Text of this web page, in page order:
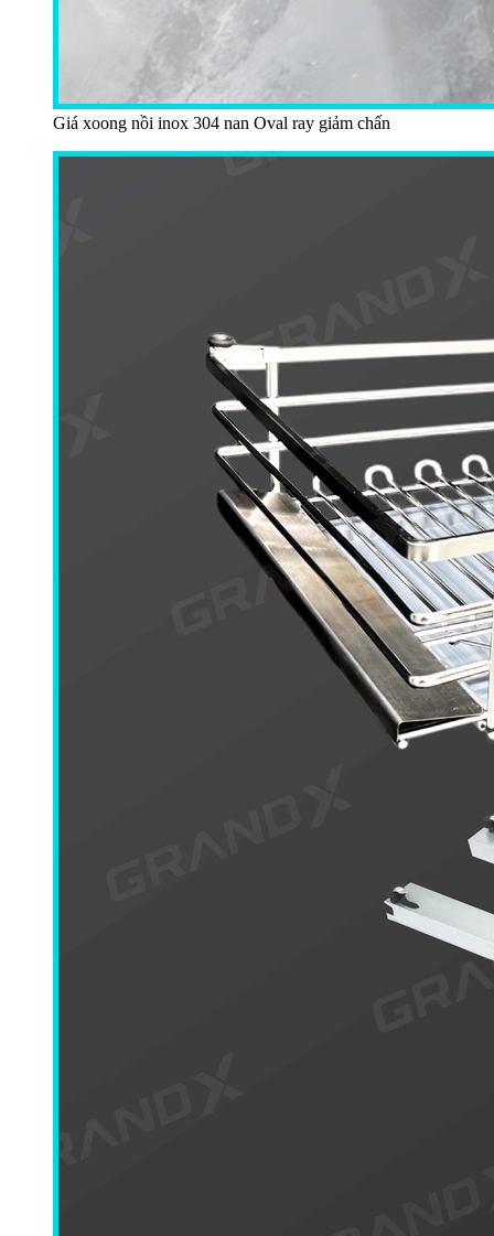
Giá xoong nồi inox 304 nan Oval ray giảm chấn